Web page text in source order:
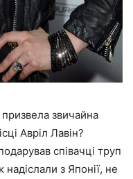
звичайна
Авріл Лавін?
співачці труп
з Японії, не